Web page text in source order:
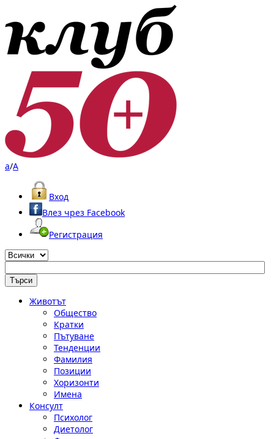
a/A
Вход
Влез чрез Facebook
Регистрация
Животът
Общество
Кратки
Пътуване
Тенденции
Фамилия
Позиции
Хоризонти
Имена
Консулт
Психолог
Диетолог